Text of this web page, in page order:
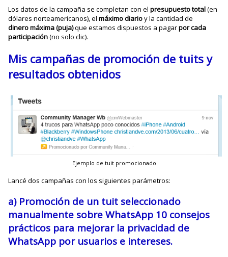
Los datos de la campaña se completan con elpresupuesto total(en
dólares norteamericanos), elmáximo diarioy la cantidad de
dinero máxima (puja)que estamos dispuestos a pagarpor cada
participación(no solo clic).
Mis campañas de promoción de tuits y
resultados obtenidos
Ejemplo de tuit promocionado
Lancé dos campañas con los siguientes parámetros:
a) Promoción de un tuit seleccionado
manualmente sobre WhatsApp 10 consejos
prácticos para mejorar la privacidad de
WhatsApp por usuarios e intereses.